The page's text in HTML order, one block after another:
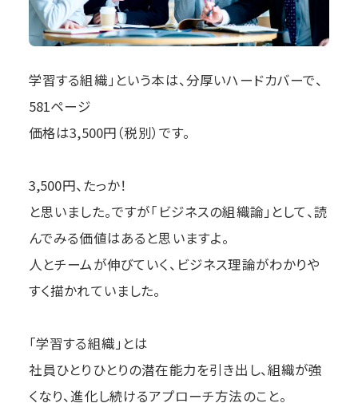
学習する組織」という本は、分厚いハードカバーで、
581ページ
価格は3,500円（税別）です。
3,500円、たっか！
と思いました。ですが「ビジネスの組織論」として、読
んでみる価値はあると思いますよ。
人とチームが伸びていく、ビジネス理論がわかりや
すく描かれていました。
「学習する組織」とは
社員ひとりひとりの潜在能力を引き出し、組織が強
くなり、進化し続けるアプローチ方法のこと。